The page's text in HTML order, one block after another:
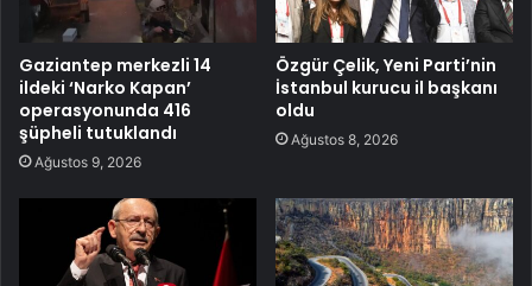
Gaziantep merkezli 14
ildeki ‘Narko Kapan’
operasyonunda 416
şüpheli tutuklandı
Ağustos 9, 2026
Özgür Çelik, Yeni Parti’nin
İstanbul kurucu il başkanı
oldu
Ağustos 8, 2026